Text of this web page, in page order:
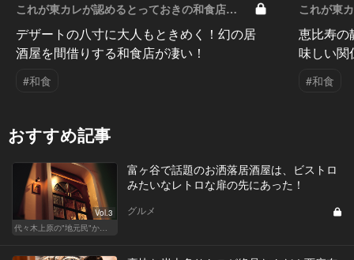
これが東カレが認めるとっておきの和食店
Vol.16
デザートの八寸に大人もときめく！幻の居
酒屋を間借りする和食店が凄い！
#和食
これが東
Vol.15
恵比寿の
味しい関
#和食
おすすめ記事
Vol.3
代々木上原の"地元民"から愛される名店
富ヶ谷で話題のお洒落居酒屋は、ビストロ
みたいなレトロな扉の先にあった！
グルメ